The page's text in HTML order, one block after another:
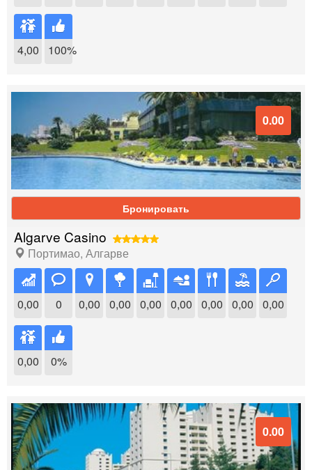
4,00 100%
0.00
Бронировать
Algarve Casino
Портимао, Алгарве
0,00 0 0,00 0,00 0,00 0,00 0,00 0,00 0,00
0,00 0%
0.00